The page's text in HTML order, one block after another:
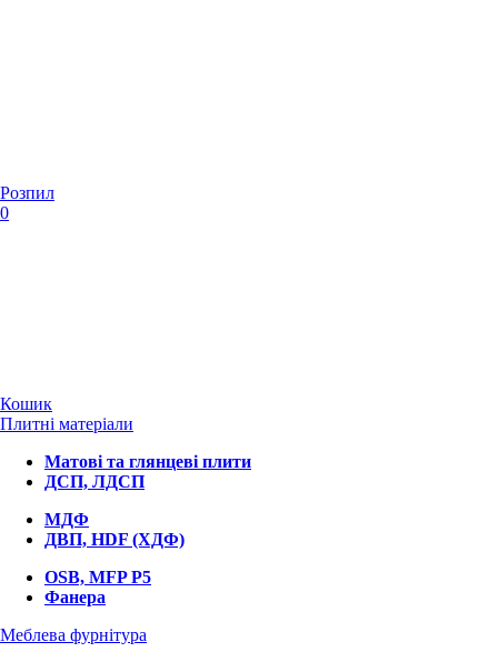
Розпил
0
Кошик
Плитні матеріали
Матові та глянцеві плити
ДСП, ЛДСП
МДФ
ДВП, HDF (ХДФ)
OSB, MFP P5
Фанера
Меблева фурнітура